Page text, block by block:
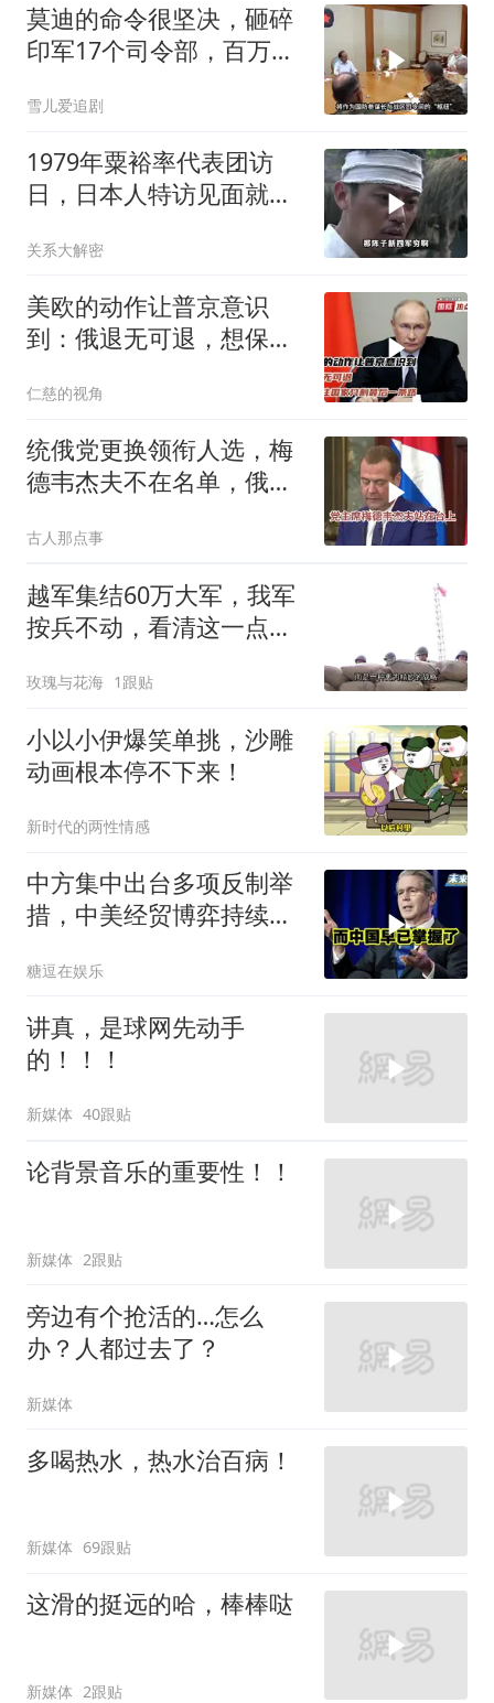
莫迪的命令很坚决，砸碎
印军17个司令部，百万印
雪儿爱追剧
1979年粟裕率代表团访
日，日本人特访见面就喊
关系大解密
美欧的动作让普京意识
到：俄退无可退，想保住
仁慈的视角
统俄党更换领衔人选，梅
德韦杰夫不在名单，俄政
古人那点事
越军集结60万大军，我军
按兵不动，看清这一点便
玫瑰与花海 1跟贴
小以小伊爆笑单挑，沙雕
动画根本停不下来！
新时代的两性情感
中方集中出台多项反制举
措，中美经贸博弈持续升
糖逗在娱乐
讲真，是球网先动手
的！！！
新媒体 40跟贴
论背景音乐的重要性！！
新媒体 2跟贴
旁边有个抢活的…怎么
办？人都过去了？
新媒体
多喝热水，热水治百病！
新媒体 69跟贴
这滑的挺远的哈，棒棒哒
新媒体 2跟贴